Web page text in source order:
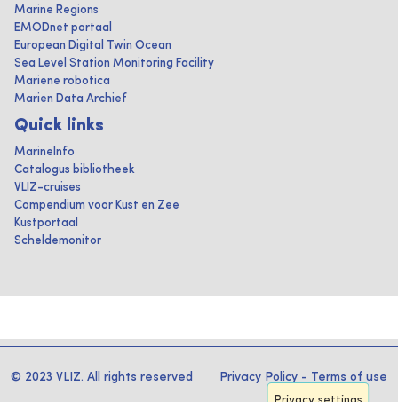
Marine Regions
EMODnet portaal
European Digital Twin Ocean
Sea Level Station Monitoring Facility
Mariene robotica
Marien Data Archief
Quick links
MarineInfo
Catalogus bibliotheek
VLIZ-cruises
Compendium voor Kust en Zee
Kustportaal
Scheldemonitor
© 2023 VLIZ. All rights reserved Privacy Policy - Terms of use